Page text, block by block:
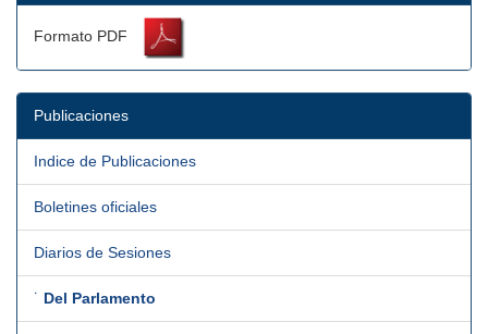
Formato PDF
Publicaciones
Indice de Publicaciones
Boletines oficiales
Diarios de Sesiones
˙ Del Parlamento